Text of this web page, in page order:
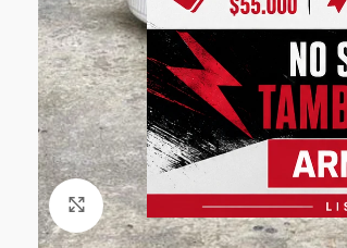
Click to enlarge